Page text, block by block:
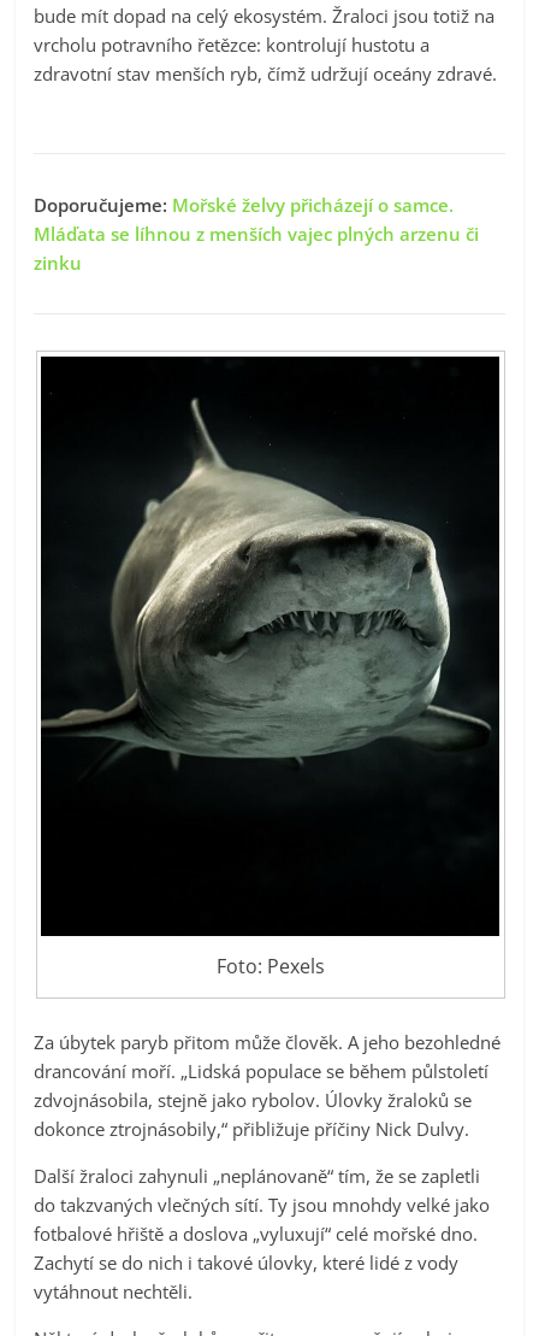
bude mít dopad na celý ekosystém. Žraloci jsou totiž na
vrcholu potravního řetězce: kontrolují hustotu a
zdravotní stav menších ryb, čímž udržují oceány zdravé.
Doporučujeme: Mořské želvy přicházejí o samce.
Mláďata se líhnou z menších vajec plných arzenu či
zinku
Foto: Pexels
Za úbytek paryb přitom může člověk. A jeho bezohledné
drancování moří. „Lidská populace se během půlstoletí
zdvojnásobila, stejně jako rybolov. Úlovky žraloků se
dokonce ztrojnásobily,“ přibližuje příčiny Nick Dulvy.
Další žraloci zahynuli „neplánovaně“ tím, že se zapletli
do takzvaných vlečných sítí. Ty jsou mnohdy velké jako
fotbalové hřiště a doslova „vyluxují“ celé mořské dno.
Zachytí se do nich i takové úlovky, které lidé z vody
vytáhnout nechtěli.